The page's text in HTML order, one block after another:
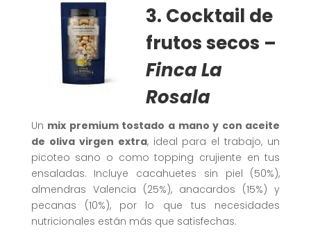
3. Cocktail de
frutos secos –
FincaLa
Rosala
Un mix premium tostado a mano y con aceite
de oliva virgen extra, ideal para el trabajo, un
picoteo sano o como topping crujiente en tus
ensaladas. Incluye cacahuetes sin piel (50%),
almendras Valencia (25%), anacardos (15%) y
pecanas (10%), por lo que tus necesidades
nutricionales están más que satisfechas.